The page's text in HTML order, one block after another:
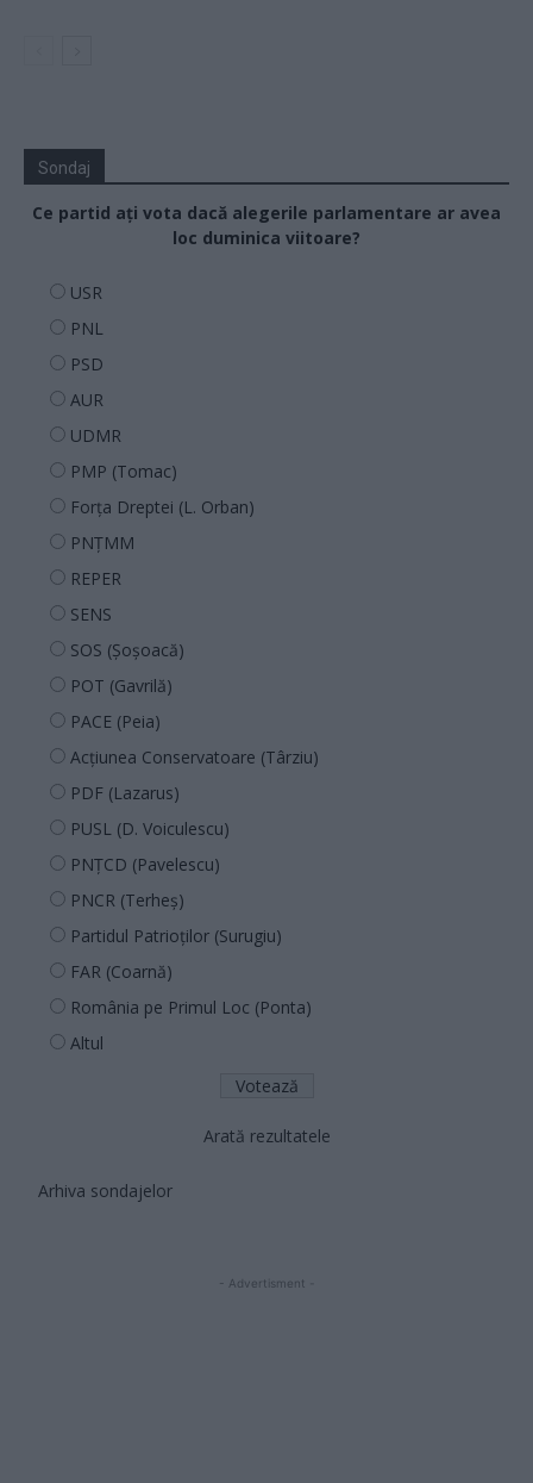
Sondaj
Ce partid ați vota dacă alegerile parlamentare ar avea
loc duminica viitoare?
USR
PNL
PSD
AUR
UDMR
PMP (Tomac)
Forța Dreptei (L. Orban)
PNȚMM
REPER
SENS
SOS (Șoșoacă)
POT (Gavrilă)
PACE (Peia)
Acțiunea Conservatoare (Târziu)
PDF (Lazarus)
PUSL (D. Voiculescu)
PNȚCD (Pavelescu)
PNCR (Terheș)
Partidul Patrioților (Surugiu)
FAR (Coarnă)
România pe Primul Loc (Ponta)
Altul
Arată rezultatele
Arhiva sondajelor
- Advertisment -